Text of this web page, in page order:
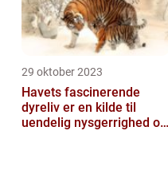
29 oktober 2023
Havets fascinerende
dyreliv er en kilde til
uendelig nysgerrighed og